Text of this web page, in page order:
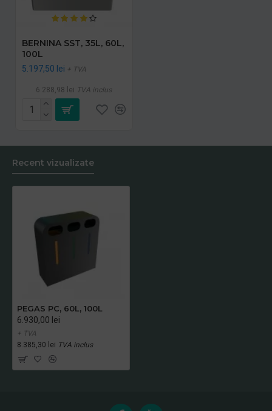
BERNINA SST, 35L, 60L,
100L
5.197,50 lei + TVA
6.288,98 lei TVA inclus
Recent vizualizate
PEGAS PC, 60L, 100L
6.930,00 lei
+ TVA
8.385,30 lei TVA inclus